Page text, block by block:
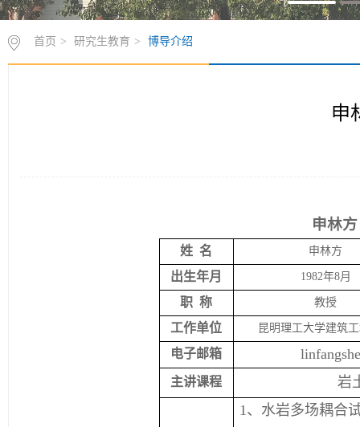
首页 > 研究生教育 > 博导介绍
申
申林方
姓 名 申林方
出生年月 1982年8月
职 称 教授
工作单位 昆明理工大学建筑
电子邮箱
主讲课程 岩
1、 水岩多场耦合